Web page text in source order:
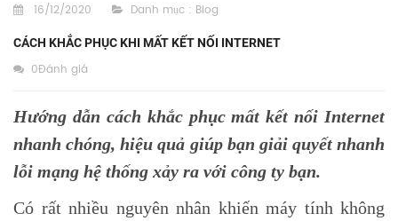
16/12/2020 Danh mục : Blog
CÁCH KHẮC PHỤC KHI MẤT KẾT NỐI INTERNET
0Đánh giá
Hướng dẫn cách khắc phục mất kết nối Internet
nhanh chóng, hiệu quả giúp bạn giải quyết nhanh
lỗi mạng hệ thống xảy ra với công ty bạn.
Có rất nhiều nguyên nhân khiến máy tính không